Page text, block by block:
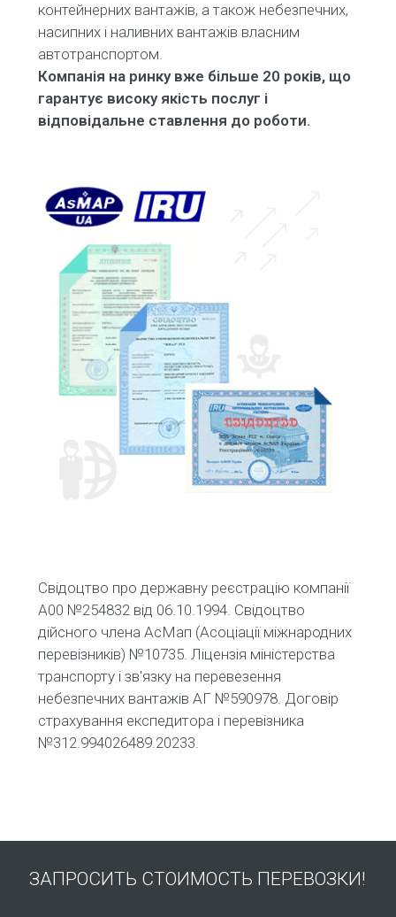
контейнерних вантажів, а також небезпечних,
насипних і наливних вантажів власним
автотранспортом.
Компанія на ринку вже більше 20 років, що
гарантує високу якість послуг і
відповідальне ставлення до роботи.
Свідоцтво про державну реєстрацію компанії
А00 №254832 від 06.10.1994. Свідоцтво
дійсного члена АсМап (Асоціації міжнародних
перевізників) №10735. Ліцензія міністерства
транспорту і зв'язку на перевезення
небезпечних вантажів АГ №590978. Договір
страхування експедитора і перевізника
№312.994026489.20233.
ЗАПРОСИТЬ СТОИМОСТЬ ПЕРЕВОЗКИ!